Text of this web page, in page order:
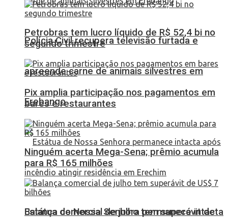
Polícia Civil recupera televisão furtada e
apreende carne de animais silvestres em
Erebango
Estátua de Nossa Senhora permanece intacta
Petrobras tem lucro líquido de R$ 52,4 bi no
segundo trimestre
Pix amplia participação nos pagamentos em
bares e restaurantes
Ninguém acerta Mega-Sena; prêmio acumula
para R$ 165 milhões
Balança comercial de julho tem superávit de